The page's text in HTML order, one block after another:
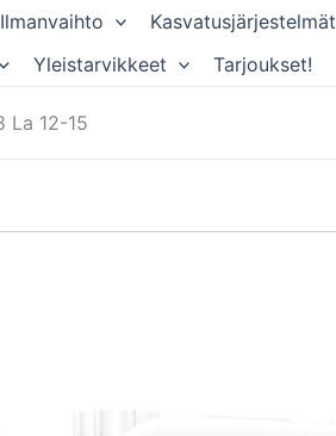
Ilmanvaihto Kasvatusjärjestelmät
Yleistarvikkeet Tarjoukset!
La 12-15